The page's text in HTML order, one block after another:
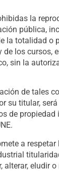
la
pública,
la totalidad o
los cursos,
sin la
de tales
su titular,
de
a respetar
alterar, eludir